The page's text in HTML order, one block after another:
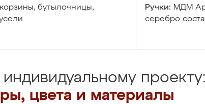
бутылочницы,
Ручки: МДМ
серебро
проекту:
цвета и материалы